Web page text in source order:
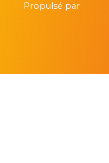
Propulsé par